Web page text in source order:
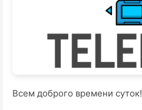
Всем доброго времени суток!